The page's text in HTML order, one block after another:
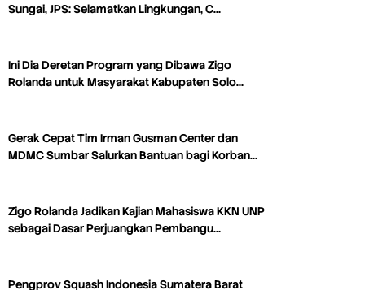
Sungai, JPS: Selamatkan Lingkungan, C…
Ini Dia Deretan Program yang Dibawa Zigo
Rolanda untuk Masyarakat Kabupaten Solo…
Gerak Cepat Tim Irman Gusman Center dan
MDMC Sumbar Salurkan Bantuan bagi Korban…
Zigo Rolanda Jadikan Kajian Mahasiswa KKN UNP
sebagai Dasar Perjuangkan Pembangu…
Pengprov Squash Indonesia Sumatera Barat